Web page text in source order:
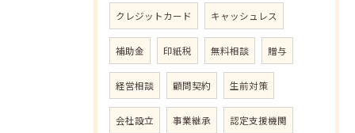
クレジットカード キャッシュレス
補助金 印紙税 無料相談 贈与
経営相談 顧問契約 生前対策
会社設立 事業継承 認定支援機関